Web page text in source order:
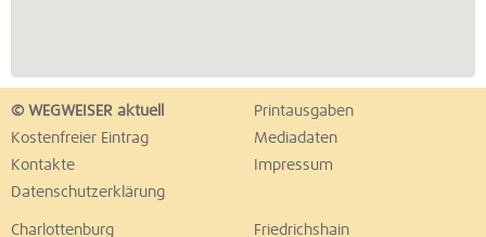
© WEGWEISER aktuell
Printausgaben
Kostenfreier Eintrag
Mediadaten
Kontakte
Impressum
Datenschutzerklärung
Charlottenburg Friedrichshain